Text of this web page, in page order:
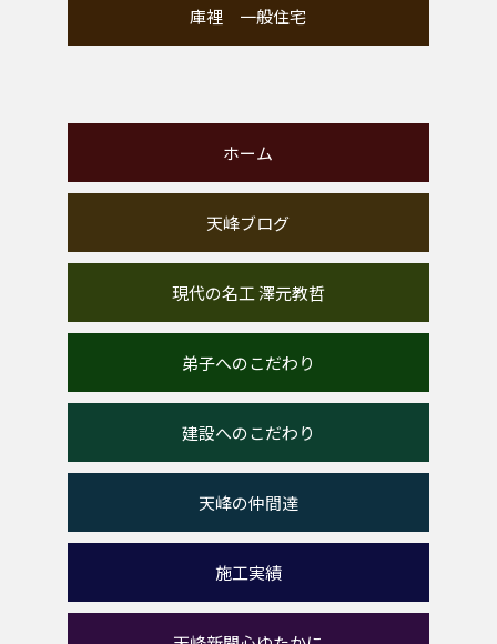
庫裡 一般住宅
ホーム
天峰ブログ
現代の名工 澤元教哲
弟子へのこだわり
建設へのこだわり
天峰の仲間達
施工実績